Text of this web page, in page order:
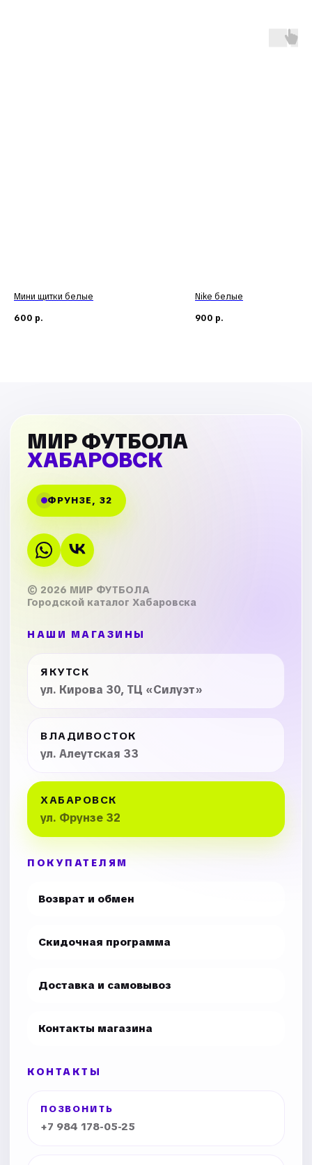
Мини щитки белые
600 р.
Nike белые
900 р.
МИР ФУТБОЛА
ХАБАРОВСК
ФРУНЗЕ, 32
© 2026 МИР ФУТБОЛА
Городской каталог Хабаровска
НАШИ МАГАЗИНЫ
ЯКУТСК
ул. Кирова 30, ТЦ «Силуэт»
ВЛАДИВОСТОК
ул. Алеутская 33
ХАБАРОВСК
ул. Фрунзе 32
ПОКУПАТЕЛЯМ
Возврат и обмен
Скидочная программа
Доставка и самовывоз
Контакты магазина
КОНТАКТЫ
ПОЗВОНИТЬ
+7 984 178-05-25